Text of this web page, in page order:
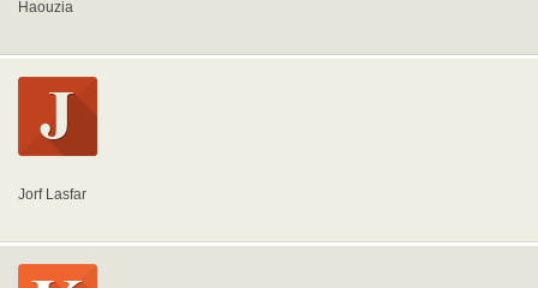
Haouzia
Jorf Lasfar